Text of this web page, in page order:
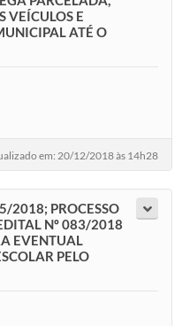
VEÍCULOS E
ATÉ O
em: 20/12/2018 às 14h28
2018; PROCESSO
Nº 083/2018
EVENTUAL
PELO